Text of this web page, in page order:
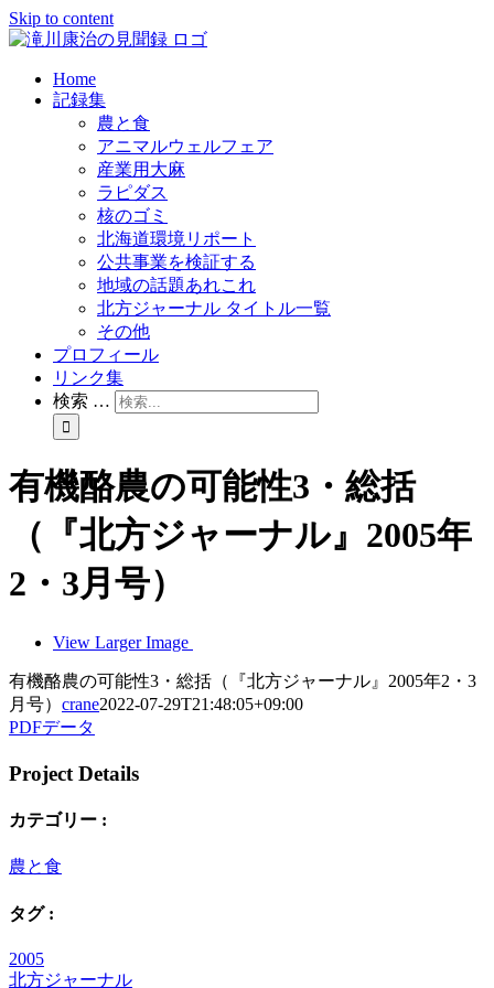
Skip to content
Home
記録集
農と食
アニマルウェルフェア
産業用大麻
ラピダス
核のゴミ
北海道環境リポート
公共事業を検証する
地域の話題あれこれ
北方ジャーナル タイトル一覧
その他
プロフィール
リンク集
検索 …
有機酪農の可能性3・総括
（『北方ジャーナル』2005年
2・3月号）
View Larger Image
有機酪農の可能性3・総括（『北方ジャーナル』2005年2・3
月号） crane2022-07-29T21:48:05+09:00
PDFデータ
Project Details
カテゴリー :
農と食
タグ :
2005
北方ジャーナル